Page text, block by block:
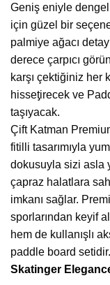
Geniş eniyle
için güzel bir
palmiye ağacı
derece çarpıcı
karşı çektiğiniz her
hisseƫirecek ve
taşıyacak.
Çift Katman
fitilli tasarımıyla
dokusuyla sizi asla
çapraz halatlara
imkanı sağlar.
sporlarından keyif
hem de kullanışlı
paddle board setidir.
Skatinger